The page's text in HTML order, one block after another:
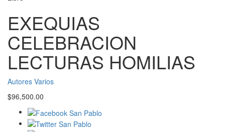
EXEQUIAS
CELEBRACION
LECTURAS HOMILIAS
Autores Varios
$96,500.00